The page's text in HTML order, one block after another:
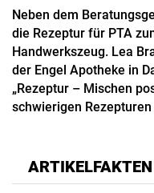
Neben dem
die Rezeptur für PTA
Handwerkszeug. Lea
der Engel Apotheke in
„Rezeptur – Mischen
schwierigen
ARTIKELFAKTEN